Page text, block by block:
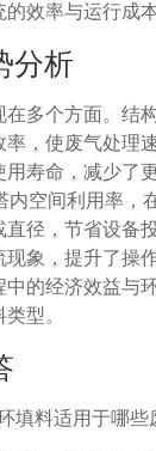
效率与运行成本
分析
多个方面。结
，使废气处理
寿命，减少了
内空间利用率，
径，节省设备
象，提升了操
的经济效益与
型。
填料适用于哪些